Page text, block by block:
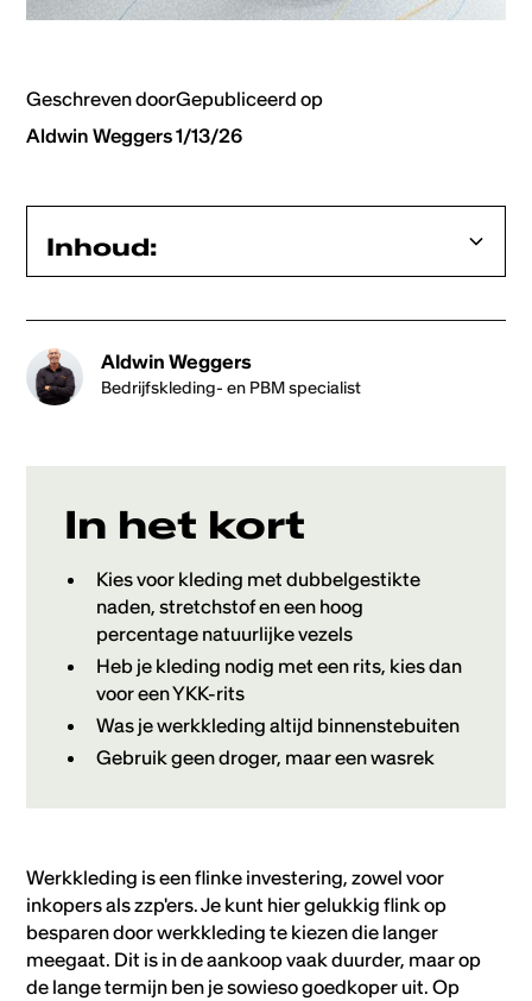
Geschreven door
Aldwin Weggers
Gepubliceerd op
1/13/26
Inhoud:
Heading 2
Heading 3
Heading 6
Aldwin Weggers
Bedrijfskleding- en PBM specialist
In het kort
Kies voor kleding met dubbelgestikte
naden, stretchstof en een hoog
percentage natuurlijke vezels
Heb je kleding nodig met een rits, kies dan
voor een YKK-rits
Was je werkkleding altijd binnenstebuiten
Gebruik geen droger, maar een wasrek
Werkkleding is een flinke investering, zowel voor
inkopers als zzp'ers. Je kunt hier gelukkig flink op
besparen door werkkleding te kiezen die langer
meegaat. Dit is in de aankoop vaak duurder, maar op
de lange termijn ben je sowieso goedkoper uit. Op